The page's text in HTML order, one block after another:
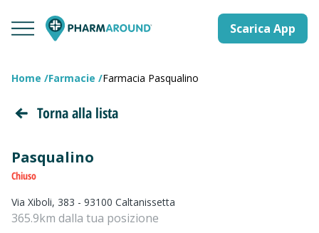
Scarica App
Home Farmacie Farmacia Pasqualino
Torna alla lista
Pasqualino
Chiuso
Via Xiboli, 383 - 93100 Caltanissetta
365.9km dalla tua posizione